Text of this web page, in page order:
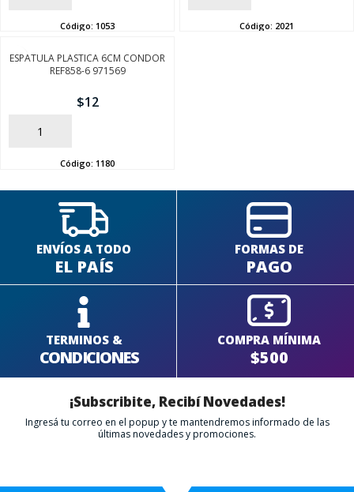
Código: 1053 Código: 2021
ESPATULA PLASTICA 6CM CONDOR
REF858-6 971569
$12
AÑADIR
Código: 1180
ENVÍOS A TODO
EL PAÍS
FORMAS DE
PAGO
TERMINOS &
CONDICIONES
COMPRA MÍNIMA
$500
¡Subscribite, Recibí Novedades!
Ingresá tu correo en el popup y te mantendremos informado de las
últimas novedades y promociones.